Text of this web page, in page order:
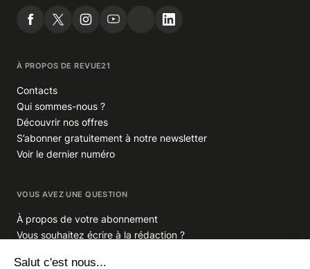
À PROPOS DE REVUE21
Contacts
Qui sommes-nous ?
Découvrir nos offres
S’abonner gratuitement à notre newsletter
Voir le dernier numéro
VOUS AVEZ UNE QUESTION
À propos de votre abonnement
Vous souhaitez écrire à la rédaction ?